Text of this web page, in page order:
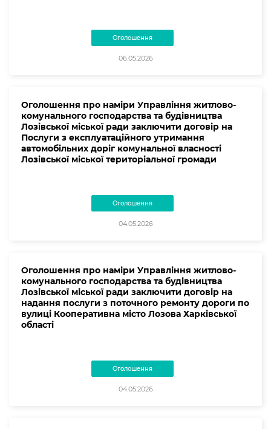
Оголошення
06.05.2026
Оголошення про наміри Управління житлово-
комунального господарства та будівництва
Лозівської міської ради заключити договір на
Послуги з експлуатаційного утримання
автомобільних доріг комунальної власності
Лозівської міської територіальної громади
Оголошення
04.05.2026
Оголошення про наміри Управління житлово-
комунального господарства та будівництва
Лозівської міської ради заключити договір на
надання послуги з поточного ремонту дороги по
вулиці Кооперативна місто Лозова Харківської
області
Оголошення
04.05.2026